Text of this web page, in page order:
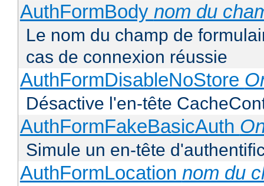
AuthFormBody nom du
Le nom du champ de
cas de connexion réussie
AuthFormDisableNoStore
Désactive l'en-tête
AuthFormFakeBasicAuth
Simule un en-tête
AuthFormLocation nom du